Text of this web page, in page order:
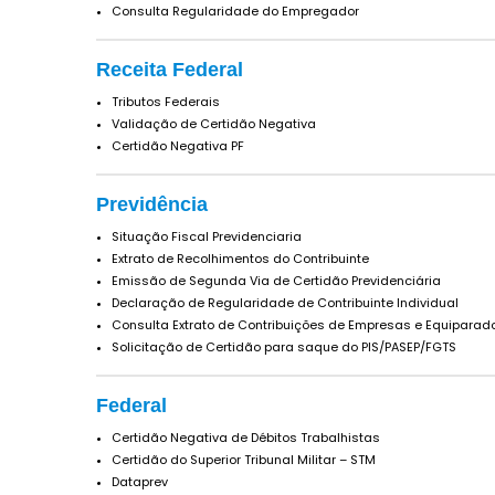
Consulta Regularidade do Empregador
Receita Federal
Tributos Federais
Validação de Certidão Negativa
Certidão Negativa PF
Previdência
Situação Fiscal Previdenciaria
Extrato de Recolhimentos do Contribuinte
Emissão de Segunda Via de Certidão Previdenciária
Declaração de Regularidade de Contribuinte Individual
Consulta Extrato de Contribuições de Empresas e
Solicitação de Certidão para saque do PIS/PASEP/FGTS
Federal
Certidão Negativa de Débitos Trabalhistas
Certidão do Superior Tribunal Militar – STM
Dataprev